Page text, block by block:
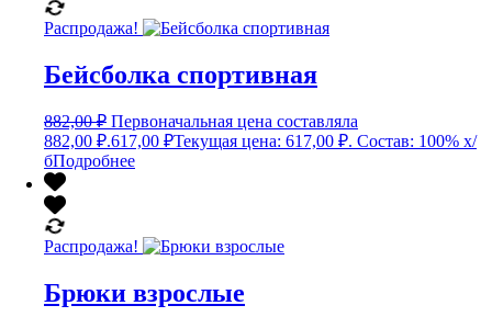
Распродажа!
Бейсболка спортивная
882,00₽ Первоначальная цена составляла
882,00 ₽.617,00 ₽Текущая цена: 617,00 ₽. Состав: 100% х/
бПодробнее
Распродажа!
Брюки взрослые